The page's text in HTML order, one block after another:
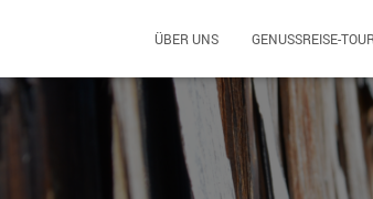
ÜBER UNS GENUSSREISE-TOUR